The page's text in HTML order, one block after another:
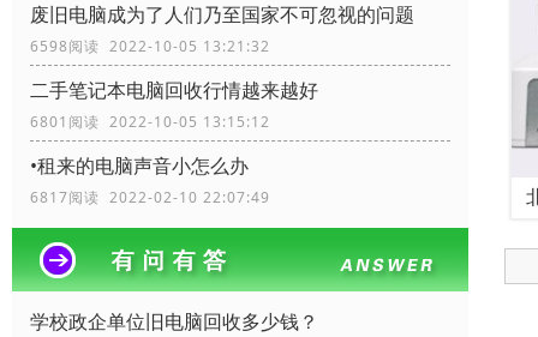
废旧电脑成为了人们乃至国家不可忽视的问题
6598阅读 2022-10-05 13:21:32
二手笔记本电脑回收行情越来越好
6801阅读 2022-10-05 13:15:12
•租来的电脑声音小怎么办
6817阅读 2022-02-10 22:07:49
学校政企单位旧电脑回收多少钱？